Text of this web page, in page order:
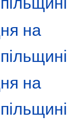
на
на